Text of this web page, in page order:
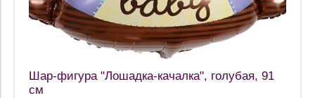
Шар-фигура "Лошадка-качалка", голубая, 91
см